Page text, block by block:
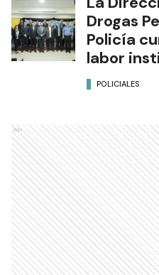
Drogas
Policía
labor
POLICIALES
Ads